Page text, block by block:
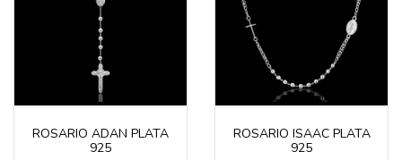
ROSARIO ADAN PLATA
925
ROSARIO ISAAC PLATA
925